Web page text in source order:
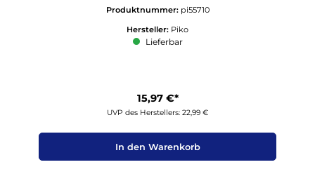
Produktnummer: pi55710
Hersteller: Piko
Lieferbar
15,97 €*
UVP des Herstellers: 22,99 €
In den Warenkorb